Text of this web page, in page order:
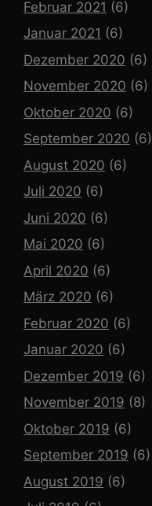
Februar 2021 (6)
Januar 2021 (6)
Dezember 2020 (6)
November 2020 (6)
Oktober 2020 (6)
September 2020 (6)
August 2020 (6)
Juli 2020 (6)
Juni 2020 (6)
Mai 2020 (6)
April 2020 (6)
März 2020 (6)
Februar 2020 (6)
Januar 2020 (6)
Dezember 2019 (6)
November 2019 (8)
Oktober 2019 (6)
September 2019 (6)
August 2019 (6)